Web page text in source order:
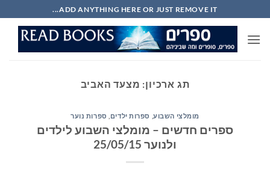
to
content
ADD ANYTHING HERE OR JUST REMOVE IT...
תג ארכיון: מצעד האביב
מומלצי השבוע, ספרות ילדים ספרות נוער
ספרים חדשים – מומלצי השבוע לילדים
ולנוער 25/05/15